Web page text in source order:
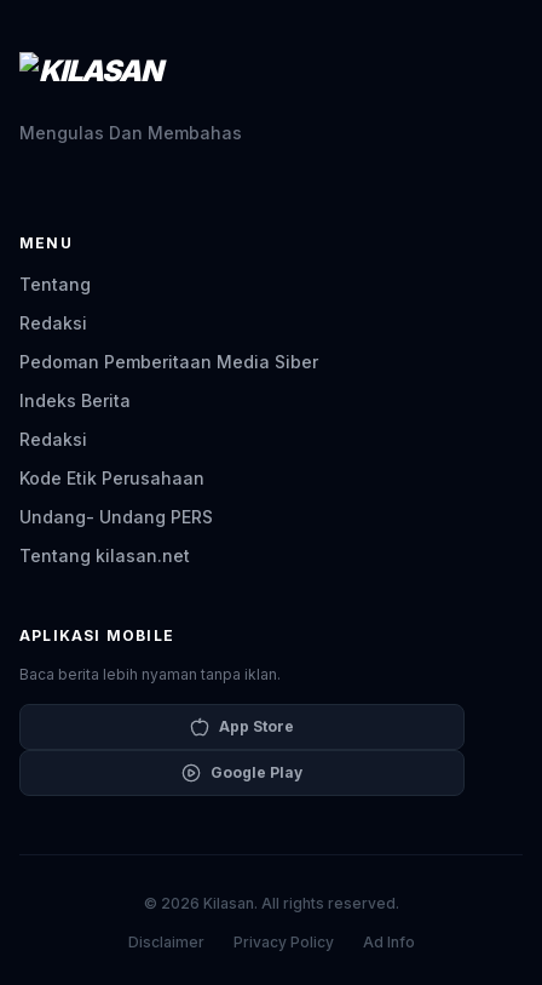
Mengulas Dan Membahas
MENU
Tentang
Redaksi
Pedoman Pemberitaan Media Siber
Indeks Berita
Redaksi
Kode Etik Perusahaan
Undang- Undang PERS
Tentang kilasan.net
APLIKASI MOBILE
Baca berita lebih nyaman tanpa iklan.
App Store
Google Play
© 2026 Kilasan. All rights reserved.
Disclaimer Privacy Policy Ad Info